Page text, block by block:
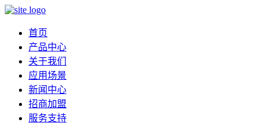
首页
产品中心
关于我们
应用场景
新闻中心
招商加盟
服务支持